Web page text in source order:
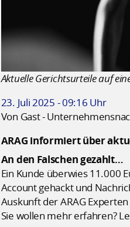
Aktuelle Gerichtsurteile auf
23. Juli 2025 - 09:16 Uhr
Von Gast -
ARAG informiert über
An den Falschen gezahlt…
Ein Kunde überwies 11.000
Account gehackt und
Auskunft der ARAG
Sie wollen mehr erfahren?